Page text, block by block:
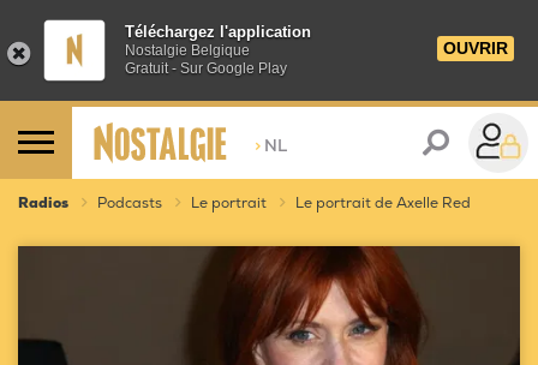
Téléchargez l'application
Nostalgie Belgique
Gratuit - Sur Google Play
OUVRIR
> NL
Radios Podcasts Le portrait Le portrait de Axelle Red